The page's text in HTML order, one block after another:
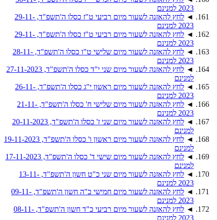
2023 למנינם
◄
לחץ להאזנה לשעור מיום רביעי ט"ז כסלו ה'תשפ"ד, 29-11-
2023 למנינם
◄
לחץ להאזנה לשעור מיום רביעי ט"ז כסלו ה'תשפ"ד, 29-11-
2023 למנינם
◄
לחץ להאזנה לשעור מיום שלישי ט"ו כסלו ה'תשפ"ד, 28-11-
2023 למנינם
◄
לחץ להאזנה לשעור מיום שני י"ד כסלו ה'תשפ"ד, 27-11-2023
למנינם
◄
לחץ להאזנה לשעור מיום ראשון י"ג כסלו ה'תשפ"ד, 26-11-
2023 למנינם
◄
לחץ להאזנה לשעור מיום שלישי ח' כסלו ה'תשפ"ד, 21-11-
2023 למנינם
◄
לחץ להאזנה לשעור מיום שני ז' כסלו ה'תשפ"ד, 20-11-2023
למנינם
◄
לחץ להאזנה לשעור מיום ראשון ו' כסלו ה'תשפ"ד, 19-11-2023
למנינם
◄
לחץ להאזנה לשעור מיום שישי ד' כסלו ה'תשפ"ד, 17-11-2023
למנינם
◄
לחץ להאזנה לשעור מיום שני כ"ט חשון ה'תשפ"ד, 13-11-
2023 למנינם
◄
לחץ להאזנה לשעור מיום חמישי כ"ה חשון ה'תשפ"ד, 09-11-
2023 למנינם
◄
לחץ להאזנה לשעור מיום רביעי כ"ד חשון ה'תשפ"ד, 08-11-
2023 למנינם